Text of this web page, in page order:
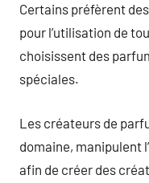
Certains préfèrent
pour l’utilisation de
choisissent des
spéciales.
Les créateurs de
domaine, manipulent
afin de créer des